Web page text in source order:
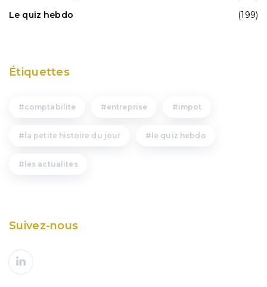
Le quiz hebdo
(199)
Étiquettes
comptabilite entreprise impot
la petite histoire du jour le quiz hebdo
les actualites
Suivez-nous